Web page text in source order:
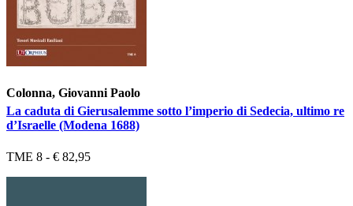
Colonna, Giovanni Paolo
La caduta di Gierusalemme sotto l’imperio di Sedecia, ultimo re
d’Israelle (Modena 1688)
TME 8 - € 82,95